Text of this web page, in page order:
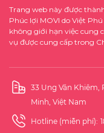
Trang web này được
Phúc lợi MOVI do Việt
không giới hạn việc cung
vụ được cung cấp trong
33 Ung Văn Khiêm,
Minh, Việt Nam
Hotline (miễn phí):